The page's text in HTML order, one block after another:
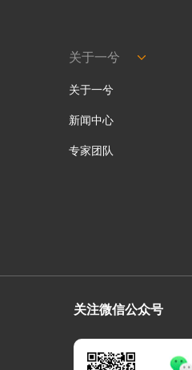
关于一兮
关于一兮
新闻中心
专家团队
关注微信公众号